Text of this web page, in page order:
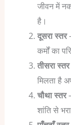
जीवन में
है।
दूसरा स्तर
कर्मों का
तीसरा स्तर
मिलता है
चौथा स्तर
शांति से